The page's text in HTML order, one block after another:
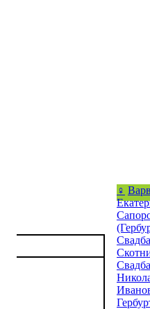
♀
Свадба
Свадба